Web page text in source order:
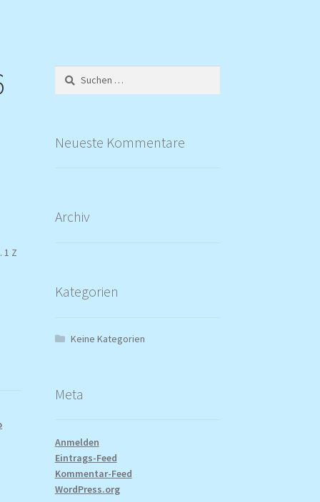
1 Z
Suchen
nach:
Neueste Kommentare
Archiv
Kategorien
Keine Kategorien
Meta
Anmelden
Eintrags-Feed
Kommentar-Feed
WordPress.org